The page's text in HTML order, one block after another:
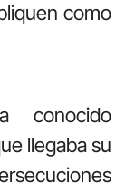
como
conocido
llegaba su